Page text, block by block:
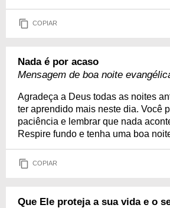
COPIAR
Nada é por acaso
Mensagem de boa noite
Agradeça a Deus todas as noites
ter aprendido mais neste dia. Você
paciência e lembrar que nada
Respire fundo e tenha uma boa
COPIAR
Que Ele proteja a sua vida e o